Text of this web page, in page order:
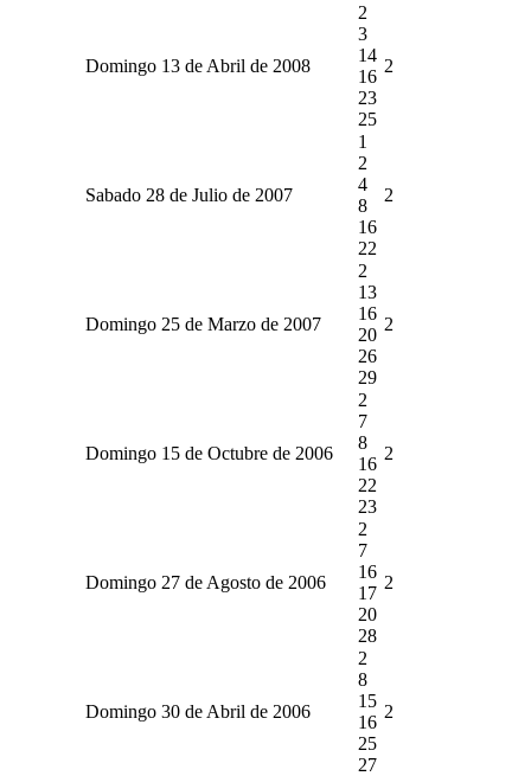
Domingo 13 de Abril de 2008
2
3
14
16
23
25
2
Sabado 28 de Julio de 2007
1
2
4
8
16
22
2
Domingo 25 de Marzo de 2007
2
13
16
20
26
29
2
Domingo 15 de Octubre de 2006
2
7
8
16
22
23
2
Domingo 27 de Agosto de 2006
2
7
16
17
20
28
2
Domingo 30 de Abril de 2006
2
8
15
16
25
27
2